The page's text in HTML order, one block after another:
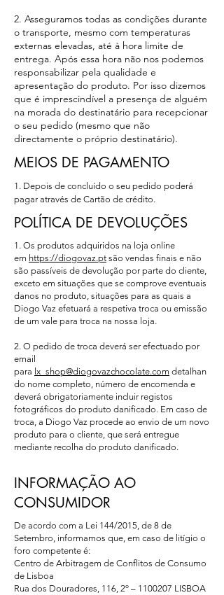
2. Asseguramos todas as condições durante
o transporte, mesmo com temperaturas
externas elevadas, até à hora limite de
entrega. Após essa hora não nos podemos
responsabilizar pela qualidade e
apresentação do produto. Por isso dizemos
que é imprescindível a presença de alguém
na morada do destinatário para recepcionar
o seu pedido (mesmo que não
directamente o próprio destinatário).
MEIOS DE PAGAMENTO
1. Depois de concluído o seu pedido poderá
pagar através de Cartão de crédito.
POLÍTICA DE DEVOLUÇÕES
1. Os produtos adquiridos na loja online
em https://diogovaz.pt são vendas finais e não
são passíveis de devolução por parte do cliente,
exceto em situações que se comprove eventuais
danos no produto, situações para as quais a
Diogo Vaz efetuará a respetiva troca ou emissão
de um vale para troca na nossa loja.
2. O pedido de troca deverá ser efectuado por
email
para lx_shop@diogovazchocolate.com detalhan
do nome completo, número de encomenda e
deverá obrigatoriamente incluir registos
fotográficos do produto danificado. Em caso de
troca, a Diogo Vaz procede ao envio de um novo
produto para o cliente, que será entregue
mediante recolha do produto danificado.
INFORMAÇÃO AO
CONSUMIDOR
De acordo com a Lei 144/2015, de 8 de
Setembro, informamos que, em caso de litígio o
foro competente é:
Centro de Arbitragem de Conflitos de Consumo
de Lisboa
Rua dos Douradores, 116, 2º – 1100­207 LISBOA